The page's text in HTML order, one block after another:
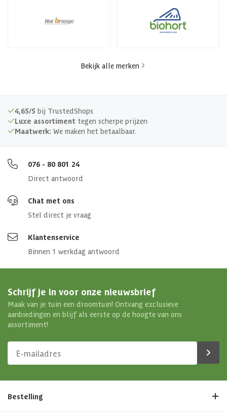
Bekijk alle merken
4,65/5 bij TrustedShops
Luxe assortiment tegen scherpe prijzen
Maatwerk: We maken het betaalbaar.
076 - 80 801 24
Direct antwoord
Chat met ons
Stel direct je vraag
Klantenservice
Binnen 1 werkdag antwoord
Schrijf je in voor onze nieuwsbrief
Maak van je tuin een droomtuin! Ontvang exclusieve
aanbiedingen en blijf als eerste op de hoogte van ons
assortiment!
Bestelling